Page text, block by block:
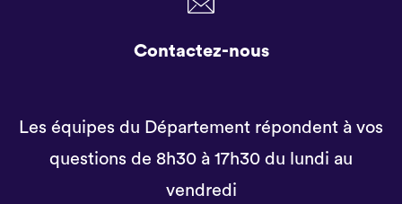
Contactez-nous
Les équipes du Département répondent à vos
questions de 8h30 à 17h30 du lundi au
vendredi